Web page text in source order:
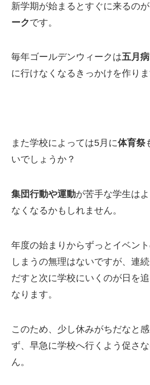
新学期が始まるとすぐに来るのが
ークです。
毎年ゴールデンウィークは五月病
に行けなくなるきっかけを作りま
また学校によっては5月に体育祭
いでしょうか？
集団行動や運動が苦手な学生は
なくなるかもしれません。
年度の始まりからずっとイベン
しまうの無理はないですが、連
だすと次に学校にいくのが日を
なります。
このため、少し休みがちだなと
ず、早急に学校へ行くよう促さ
ん。